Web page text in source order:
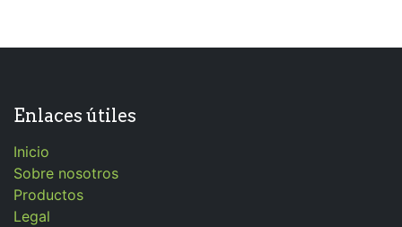
Enlaces útiles
Inicio
Sobre nosotros
Productos
Legal